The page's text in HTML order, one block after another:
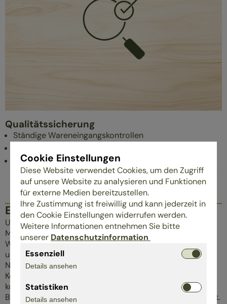
Qualitätssicherung
Ständige Wareneingangskontrollen
Jährliche Partnertage vor Ort zur Schulung der
Handelspartner und Einholung von Feedback/Stärkung
der Kundenbeziehung
EINBLICKE IN UNSER UNTERNEHMEN
Unsere Produkte sind Handarbeit made in Germany:
Matratzen und Bettwaren produzieren wir in unserem
Werk im hessischen Heuchelheim. Dort polstern wir auch
unsere Naturschlafsofas und Polsterbetten mit reinen
Naturmaterialien wie 100% Naturkautschuk, latexiertem
Kokos, reiner Bio-Baumwolle oder Schurwolle aus
kontrolliert biologischer Tierhaltung auf. Sofas und
Bettgestelle werden gleichfalls in Deutschland produziert.
Cookie Einstellungen
Diese Website verwendet Cookies, um den Zugriff
auf unsere Website zu analysieren und Funktionen
für externe Medien bereitzustellen.
Ihre Zustimmung ist freiwillig und kann jederzeit in
den Cookie Einstellungen widerrufen werden.
Weitere Informationen entnehmen Sie bitte
unserer Datenschutzinformation
Essenziell
Details ansehen
Statistiken
Details ansehen